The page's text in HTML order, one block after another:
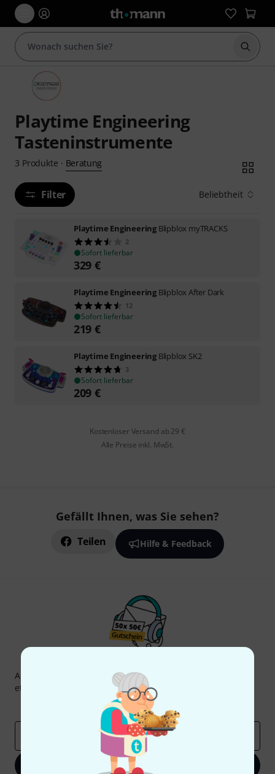
Suche
Playtime Engineering
Tasteninstrumente
3 Produkte · Beratung
Filter Beliebtheit
Playtime Engineering Blipblox myTRACKS
2
Sofort lieferbar
329 €
Playtime Engineering Blipblox After Dark
12
Sofort lieferbar
219 €
Playtime Engineering Blipblox SK2
3
Sofort lieferbar
209 €
Kostenloser Versand ab 29 €
Alle Preise inkl. MwSt.
Gefällt Ihnen, was Sie sehen?
Teilen Hilfe & Feedback
Abonniere den Thomann Newsletter und gewinne mit
etwas Glück einen von
50 Gutscheinen
Inspirierende Beiträge
Deals
Jetzt anmelden